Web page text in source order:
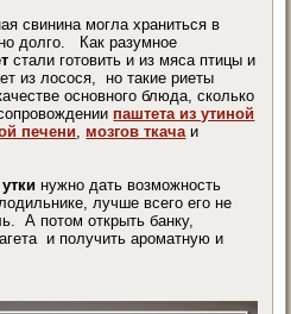
свинина могла храниться в
долго. Как разумное
стали готовить и из мяса птицы и
из лосося, но такие риеты
основного блюда, сколько
паштета из утиной
печени, мозгов ткачаи
нужно дать возможность
лучше всего его не
А потом открыть банку,
и получить ароматную и